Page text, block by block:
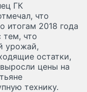
ГК
что
итогам 2018 года
тем, что
урожай,
остатки,
цены на
технику.